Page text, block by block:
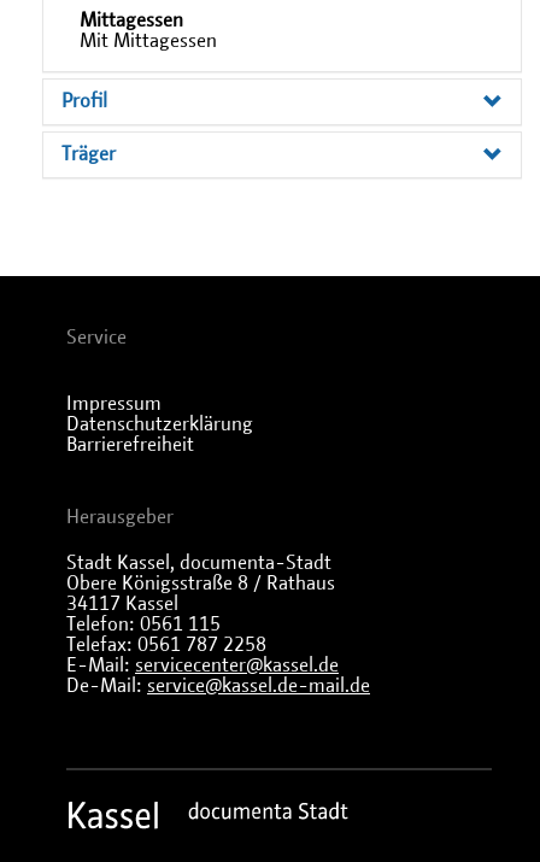
Mittagessen
Mit Mittagessen
Profil
Träger
Service
Impressum
Datenschutzerklärung
Barrierefreiheit
Herausgeber
Stadt Kassel, documenta-Stadt
Obere Königsstraße 8 / Rathaus
34117 Kassel
Telefon: 0561 115
Telefax: 0561 787 2258
E-Mail: servicecenter@kassel.de
De-Mail: service@kassel.de-mail.de